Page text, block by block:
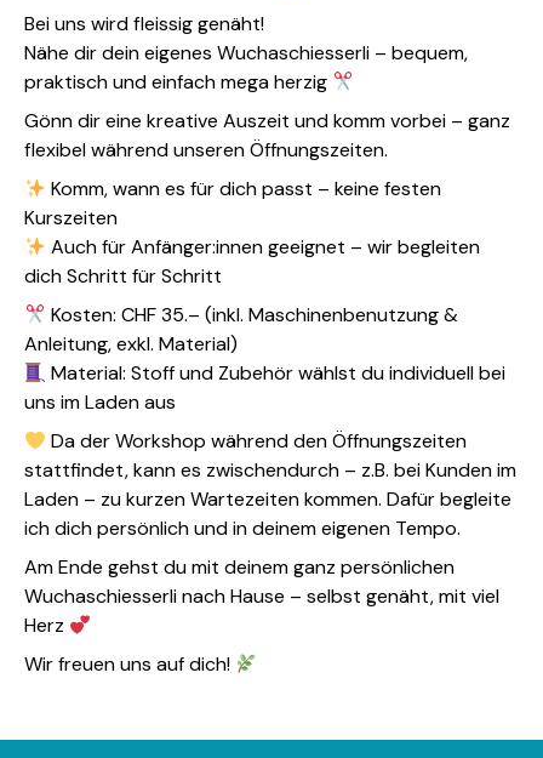
Bei uns wird fleissig genäht!
Nähe dir dein eigenes Wuchaschiesserli – bequem,
praktisch und einfach mega herzig
Gönn dir eine kreative Auszeit und komm vorbei – ganz
flexibel während unseren Öffnungszeiten.
Komm, wann es für dich passt – keine festen
Kurszeiten
Auch für Anfänger:innen geeignet – wir begleiten
dich Schritt für Schritt
Kosten: CHF 35.– (inkl. Maschinenbenutzung &
Anleitung, exkl. Material)
Material: Stoff und Zubehör wählst du individuell bei
uns im Laden aus
Da der Workshop während den Öffnungszeiten
stattfindet, kann es zwischendurch – z.B. bei Kunden im
Laden – zu kurzen Wartezeiten kommen. Dafür begleite
ich dich persönlich und in deinem eigenen Tempo.
Am Ende gehst du mit deinem ganz persönlichen
Wuchaschiesserli nach Hause – selbst genäht, mit viel
Herz
Wir freuen uns auf dich!